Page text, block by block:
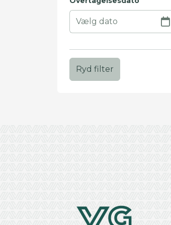
Ryd filter